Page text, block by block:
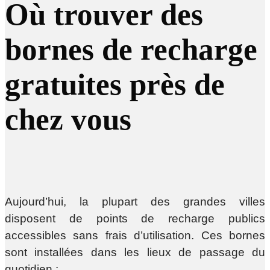
Où trouver des
bornes de recharge
gratuites près de
chez vous
Aujourd’hui, la plupart des grandes villes
disposent de points de recharge publics
accessibles sans frais d’utilisation. Ces bornes
sont installées dans les lieux de passage du